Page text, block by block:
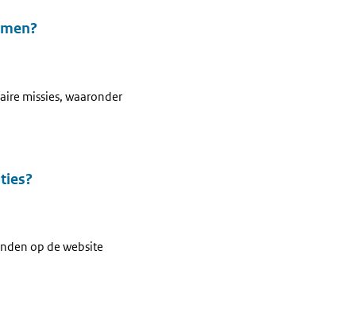
missies, waaronder
op de website